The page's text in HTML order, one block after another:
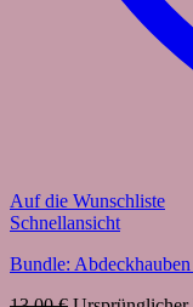
Auf die Wunschliste
Schnellansicht
Bundle: